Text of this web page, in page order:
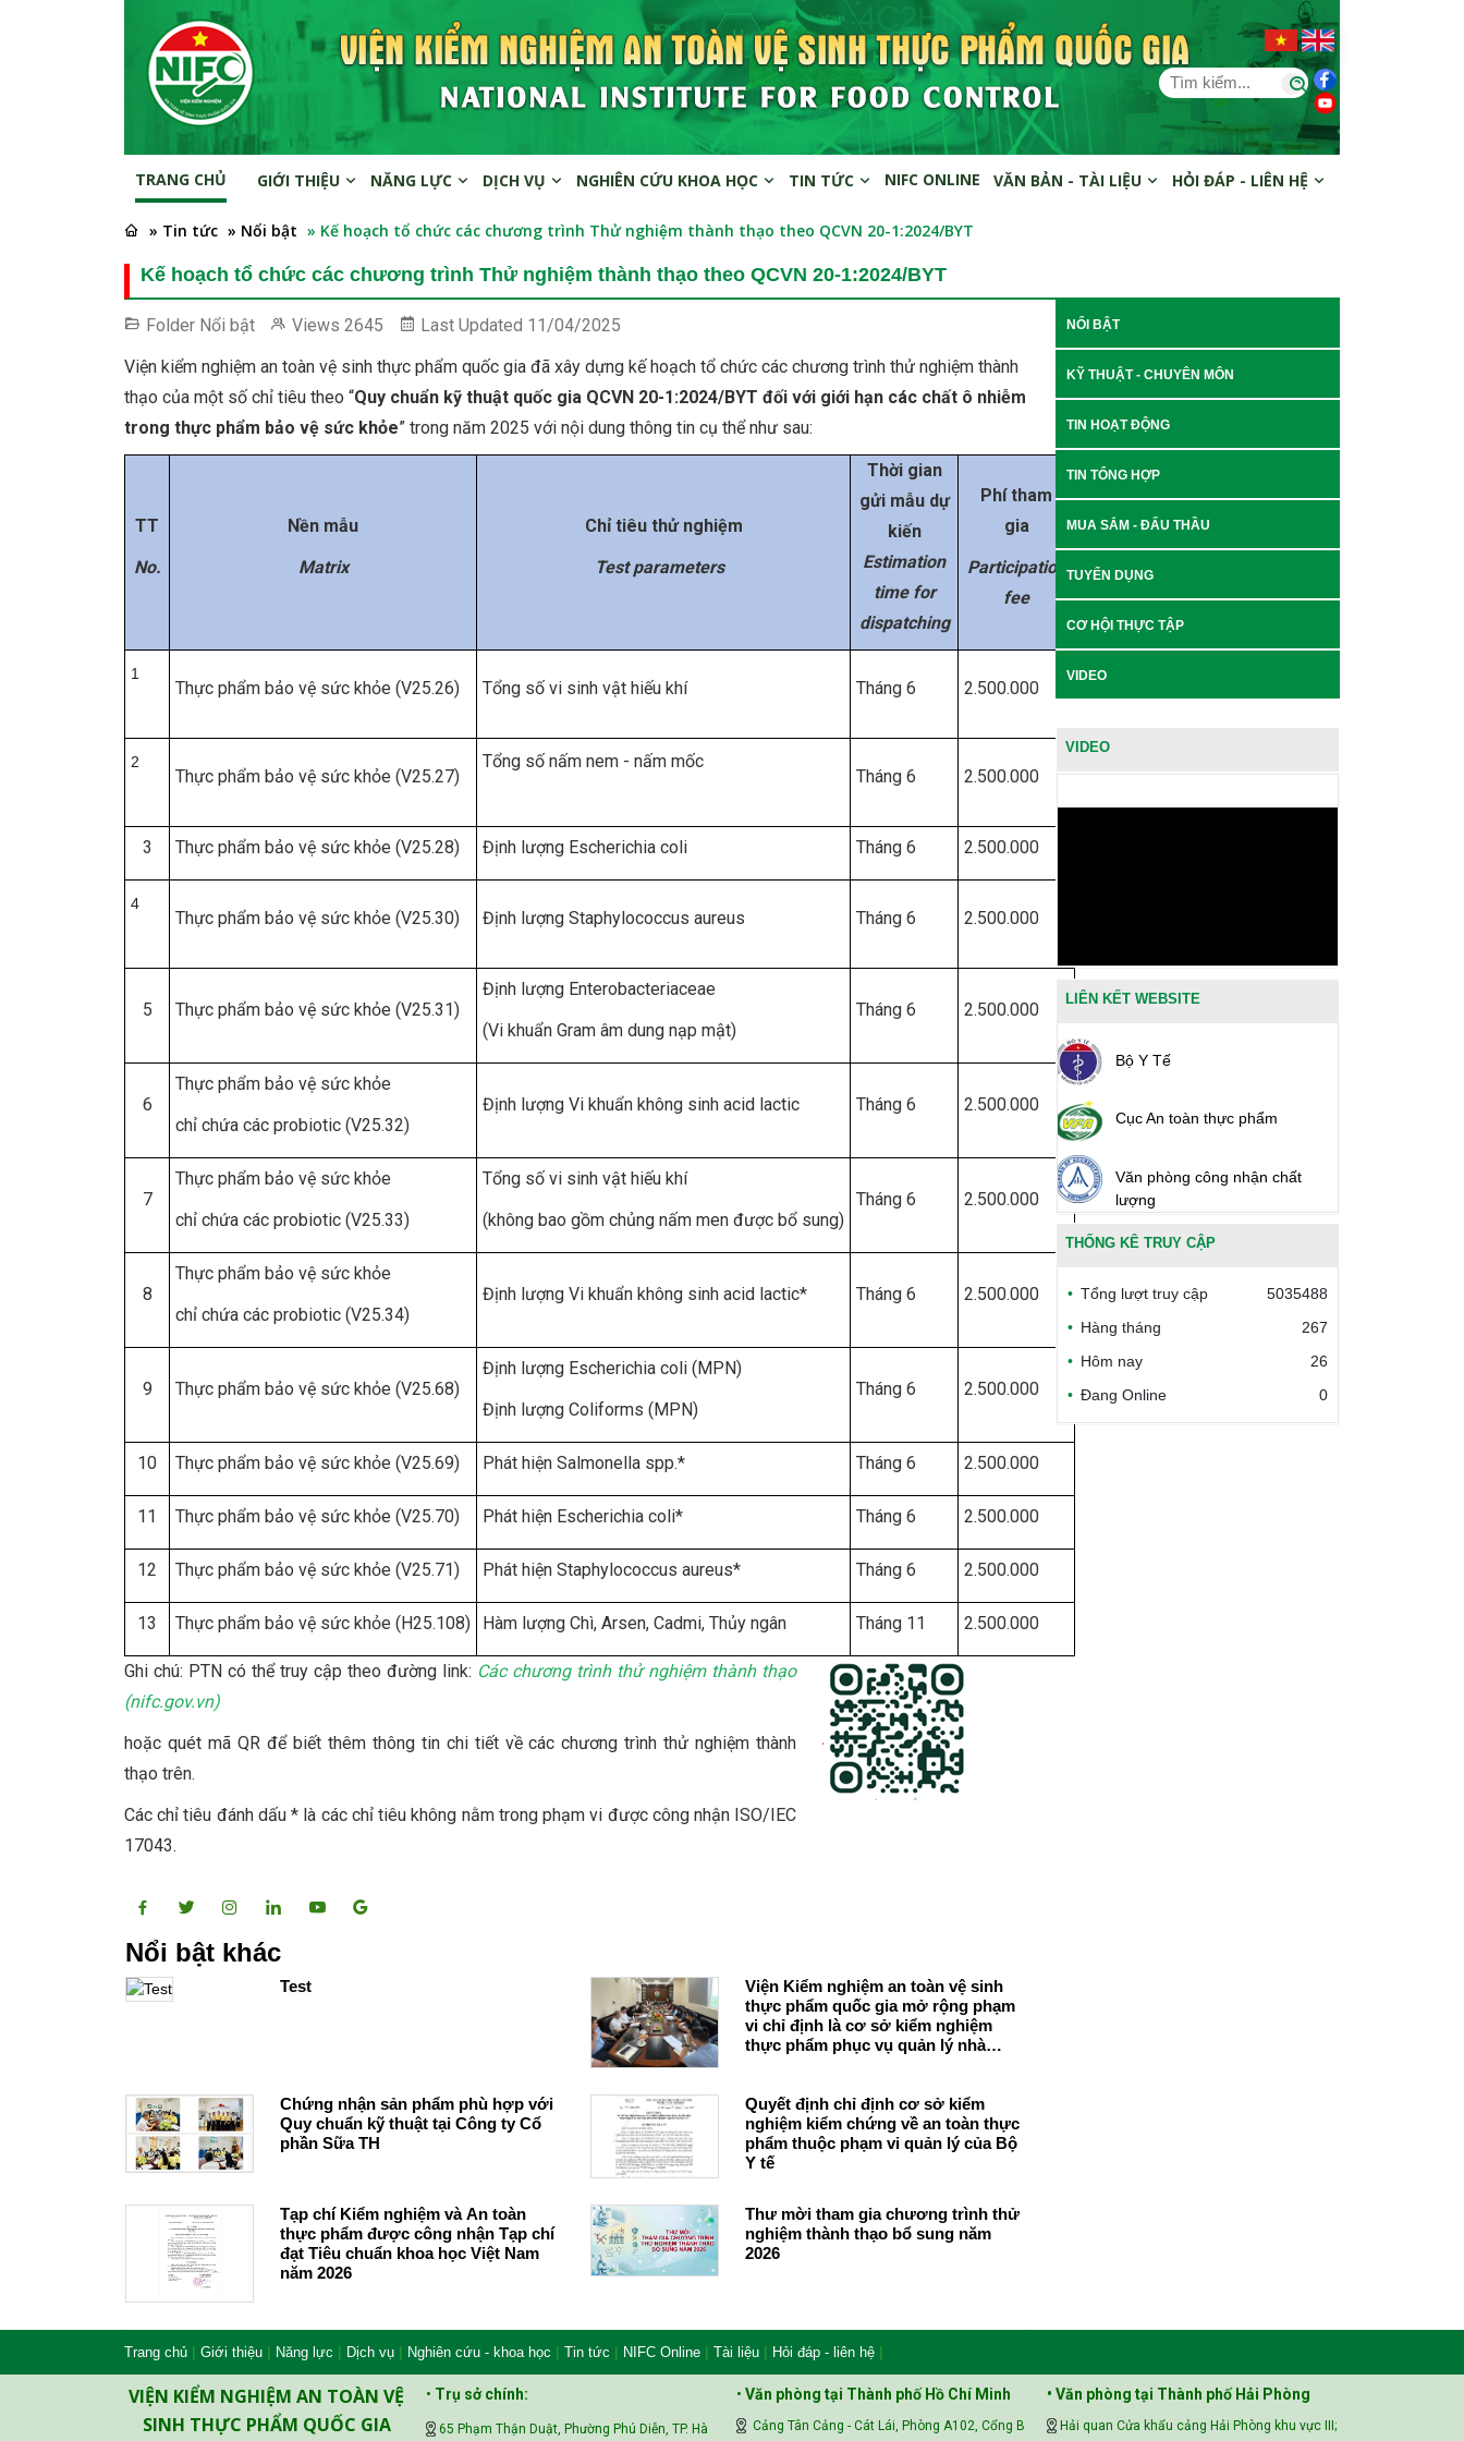
TRANG CHỦ GIỚI THIỆU NĂNG LỰC DỊCH VỤ NGHIÊN CỨU KHOA HỌC TIN TỨC NIFC ONLINE VĂN BẢN - TÀI LIỆU HỎI ĐÁP - LIÊN HỆ
» Tin tức » Nổi bật » Kế hoạch tổ chức các chương trình Thử nghiệm thành thạo theo QCVN 20-1:2024/BYT
Kế hoạch tổ chức các chương trình Thử nghiệm thành thạo theo QCVN 20-1:2024/BYT
Folder Nổi bật Views 2645 Last Updated 11/04/2025
Viện kiểm nghiệm an toàn vệ sinh thực phẩm quốc gia đã xây dựng kế hoạch tổ chức các chương trình thử nghiệm thành
thạo của một số chỉ tiêu theo “Quy chuẩn kỹ thuật quốc gia QCVN 20-1:2024/BYT đối với giới hạn các chất ô nhiễm
trong thực phẩm bảo vệ sức khỏe” trong năm 2025 với nội dung thông tin cụ thể như sau:
TT
No.
Nền mẫu
Matrix
Chỉ tiêu thử nghiệm
Test parameters
Thời gian
gửi mẫu dự
kiến
Estimation
time for
dispatching
Phí tham
gia
Participation
fee
1
Thực phẩm bảo vệ sức khỏe (V25.26) Tổng số vi sinh vật hiếu khí Tháng 6 2.500.000
2
Thực phẩm bảo vệ sức khỏe (V25.27)
Tổng số nấm nem - nấm mốc
Tháng 6 2.500.000
3 Thực phẩm bảo vệ sức khỏe (V25.28) Định lượng Escherichia coli Tháng 6 2.500.000
4
Thực phẩm bảo vệ sức khỏe (V25.30) Định lượng Staphylococcus aureus Tháng 6 2.500.000
5 Thực phẩm bảo vệ sức khỏe (V25.31)
Định lượng Enterobacteriaceae
(Vi khuẩn Gram âm dung nạp mật)
Tháng 6 2.500.000
6
Thực phẩm bảo vệ sức khỏe
chỉ chứa các probiotic (V25.32)
Định lượng Vi khuẩn không sinh acid lactic Tháng 6 2.500.000
7
Thực phẩm bảo vệ sức khỏe
chỉ chứa các probiotic (V25.33)
Tổng số vi sinh vật hiếu khí
(không bao gồm chủng nấm men được bổ sung)
Tháng 6 2.500.000
8
Thực phẩm bảo vệ sức khỏe
chỉ chứa các probiotic (V25.34)
Định lượng Vi khuẩn không sinh acid lactic* Tháng 6 2.500.000
9 Thực phẩm bảo vệ sức khỏe (V25.68)
Định lượng Escherichia coli (MPN)
Định lượng Coliforms (MPN)
Tháng 6 2.500.000
10 Thực phẩm bảo vệ sức khỏe (V25.69) Phát hiện Salmonella spp.* Tháng 6 2.500.000
11 Thực phẩm bảo vệ sức khỏe (V25.70) Phát hiện Escherichia coli* Tháng 6 2.500.000
12 Thực phẩm bảo vệ sức khỏe (V25.71) Phát hiện Staphylococcus aureus* Tháng 6 2.500.000
13 Thực phẩm bảo vệ sức khỏe (H25.108) Hàm lượng Chì, Arsen, Cadmi, Thủy ngân Tháng 11 2.500.000
Ghi chú: PTN có thể truy cập theo đường link: Các chương trình thử nghiệm thành thạo
(nifc.gov.vn)
hoặc quét mã QR để biết thêm thông tin chi tiết về các chương trình thử nghiệm thành
thạo trên.
Các chỉ tiêu đánh dấu * là các chỉ tiêu không nằm trong phạm vi được công nhận ISO/IEC
17043.
Nổi bật khác
Test
Viện Kiểm nghiệm an toàn vệ sinh
thực phẩm quốc gia mở rộng phạm
vi chỉ định là cơ sở kiểm nghiệm
thực phẩm phục vụ quản lý nhà
Chứng nhận sản phẩm phù hợp với
Quy chuẩn kỹ thuật tại Công ty Cổ
phần Sữa TH
Quyết định chỉ định cơ sở kiểm
nghiệm kiểm chứng về an toàn thực
phẩm thuộc phạm vi quản lý của Bộ
Y tế
Tạp chí Kiểm nghiệm và An toàn
thực phẩm được công nhận Tạp chí
đạt Tiêu chuẩn khoa học Việt Nam
năm 2026
Thư mời tham gia chương trình thử
nghiệm thành thạo bổ sung năm
2026
NỔI BẬT
KỸ THUẬT - CHUYÊN MÔN
TIN HOẠT ĐỘNG
TIN TỔNG HỢP
MUA SẮM - ĐẤU THẦU
TUYỂN DỤNG
CƠ HỘI THỰC TẬP
VIDEO
VIDEO
LIÊN KẾT WEBSITE
Bộ Y Tế
Cục An toàn thực phẩm
Văn phòng công nhận chất
lượng
Bộ Công thương Việt Nam
Bộ Nông nghiệp và Môi trường
Công đoàn Y tế Việt Nam
Safe Food for Growth Project
THỐNG KÊ TRUY CẬP
Tổng lượt truy cập
5035488
Hàng tháng
267
Hôm nay
26
Đang Online
0
Trang chủ | Giới thiệu | Năng lực | Dịch vụ | Nghiên cứu - khoa học | Tin tức | NIFC Online | Tài liệu | Hỏi đáp - liên hệ |
VIỆN KIỂM NGHIỆM AN TOÀN VỆ
SINH THỰC PHẨM QUỐC GIA
• Trụ sở chính:
65 Phạm Thận Duật, Phường Phú Diễn, TP. Hà
• Văn phòng tại Thành phố Hồ Chí Minh
Cảng Tân Cảng - Cát Lái, Phòng A102, Cổng B
• Văn phòng tại Thành phố Hải Phòng
Hải quan Cửa khẩu cảng Hải Phòng khu vực III;